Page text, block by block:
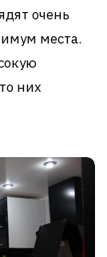
очень
места.
них